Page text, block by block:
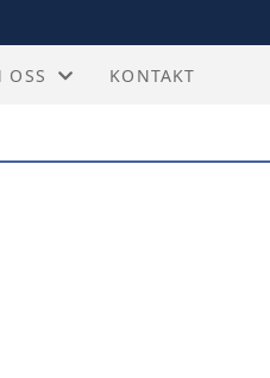
- KAMPBILLETTER
OSS KONTAKT